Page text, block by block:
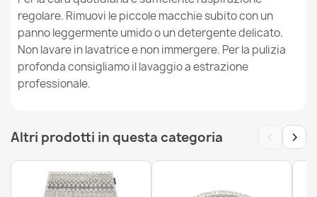
antiscivolo, lavabile
28,90 €
lavabile
28,90 €
regolare. Rimuovi le piccole macchie subito con un
panno leggermente umido o un detergente delicato.
Non lavare in lavatrice e non immergere. Per la pulizia
profonda consigliamo il lavaggio a estrazione
professionale.
Altri prodotti in questa categoria ‹ ›